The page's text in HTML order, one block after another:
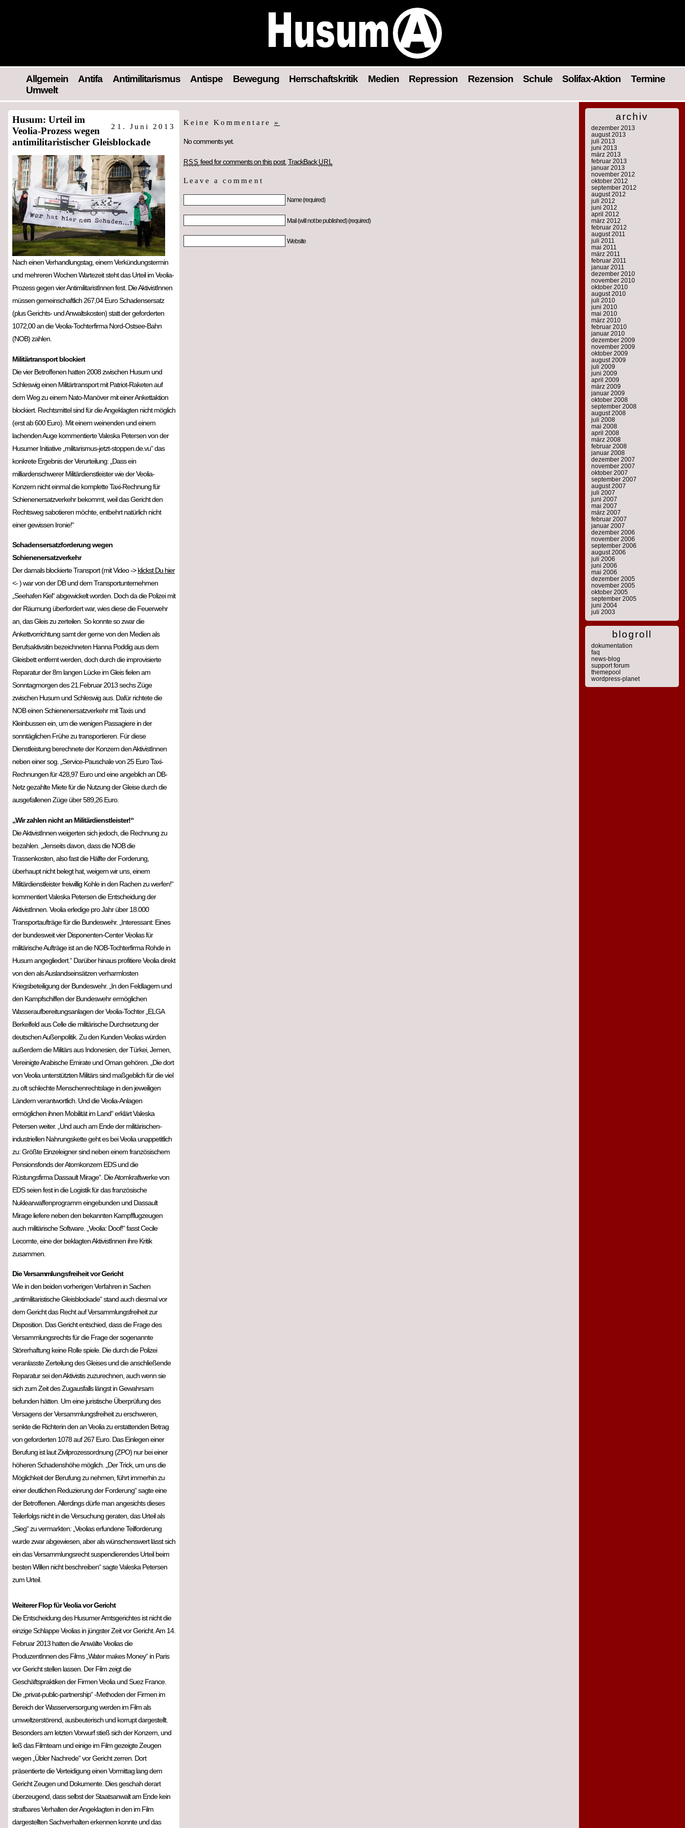
Allgemein Antifa Antimilitarismus Antispe Bewegung Herrschaftskritik Medien Repression Rezension Schule Solifax-Aktion
Termine
Umwelt
archiv
dezember 2013
august 2013
juli 2013
juni 2013
märz 2013
februar 2013
januar 2013
november 2012
oktober 2012
september 2012
august 2012
juli 2012
juni 2012
april 2012
märz 2012
februar 2012
august 2011
juli 2011
mai 2011
märz 2011
februar 2011
januar 2011
dezember 2010
november 2010
oktober 2010
august 2010
juli 2010
juni 2010
mai 2010
märz 2010
februar 2010
januar 2010
dezember 2009
november 2009
oktober 2009
august 2009
juli 2009
juni 2009
april 2009
märz 2009
januar 2009
oktober 2008
september 2008
august 2008
juli 2008
mai 2008
april 2008
märz 2008
februar 2008
januar 2008
dezember 2007
november 2007
oktober 2007
september 2007
august 2007
juli 2007
juni 2007
mai 2007
märz 2007
februar 2007
januar 2007
dezember 2006
november 2006
september 2006
august 2006
juli 2006
juni 2006
mai 2006
dezember 2005
november 2005
oktober 2005
september 2005
juni 2004
juli 2003
blogroll
dokumentation
faq
news-blog
support forum
themepool
wordpress-planet
21. Juni 2013
Husum: Urteil im
Veolia-Prozess wegen
antimilitaristischer Gleisblockade
Nach einen Verhandlungstag, einem Verkündungstermin
und mehreren Wochen Wartezeit steht das Urteil im Veolia-
Prozess gegen vier AntimilitaristInnen fest. Die AktivistInnen
müssen gemeinschaftlich 267,04 Euro Schadensersatz
(plus Gerichts- und Anwaltskosten) statt der geforderten
1072,00 an die Veolia-Tochterfirma Nord-Ostsee-Bahn
(NOB) zahlen.
Militärtransport blockiert
Die vier Betroffenen hatten 2008 zwischen Husum und
Schleswig einen Militärtransport mit Patriot-Raketen auf
dem Weg zu einem Nato-Manöver mit einer Ankettaktion
blockiert. Rechtsmittel sind für die Angeklagten nicht möglich
(erst ab 600 Euro). Mit einem weinenden und einem
lachenden Auge kommentierte Valeska Petersen von der
Husumer Initiative „militarismus-jetzt-stoppen.de.vu“ das
konkrete Ergebnis der Verurteilung: „Dass ein
milliardenschwerer Militärdienstleister wie der Veolia-
Konzern nicht einmal die komplette Taxi-Rechnung für
Schienenersatzverkehr bekommt, weil das Gericht den
Rechtsweg sabotieren möchte, entbehrt natürlich nicht
einer gewissen Ironie!“
Schadensersatzforderung wegen
Schienenersatzverkehr
Der damals blockierte Transport (mit Video ->klickst Du hier
<- ) war von der DB und dem Transportunternehmen
„Seehafen Kiel“ abgewickelt worden. Doch da die Polizei mit
der Räumung überfordert war, wies diese die Feuerwehr
an, das Gleis zu zerteilen. So konnte so zwar die
Ankettvorrichtung samt der gerne von den Medien als
Berufsaktivsitin bezeichneten Hanna Poddig aus dem
Gleisbett entfernt werden, doch durch die improvisierte
Reparatur der 8m langen Lücke im Gleis fielen am
Sonntagmorgen des 21.Februar 2013 sechs Züge
zwischen Husum und Schleswig aus. Dafür richtete die
NOB einen Schienenersatzverkehr mit Taxis und
Kleinbussen ein, um die wenigen Passagiere in der
sonntäglichen Frühe zu transportieren. Für diese
Dienstleistung berechnete der Konzern den AktivistInnen
neben einer sog. „Service-Pauschale von 25 Euro Taxi-
Rechnungen für 428,97 Euro und eine angeblich an DB-
Netz gezahlte Miete für die Nutzung der Gleise durch die
ausgefallenen Züge über 589,26 Euro.
„Wir zahlen nicht an Militärdienstleister!“
Die AktivistInnen weigerten sich jedoch, die Rechnung zu
bezahlen. „Jenseits davon, dass die NOB die
Trassenkosten, also fast die Hälfte der Forderung,
überhaupt nicht belegt hat, weigern wir uns, einem
Militärdienstleister freiwillig Kohle in den Rachen zu werfen!“
kommentiert Valeska Petersen die Entscheidung der
AktivistInnen. Veolia erledige pro Jahr über 18.000
Transportaufträge für die Bundeswehr. „Interessant: Eines
der bundesweit vier Disponenten-Center Veolias für
militärische Aufträge ist an die NOB-Tochterfirma Rohde in
Husum angegliedert.“ Darüber hinaus profitiere Veolia direkt
von den als Auslandseinsätzen verharmlosten
Kriegsbeteiligung der Bundeswehr. „In den Feldlagern und
den Kampfschiffen der Bundeswehr ermöglichen
Wasseraufbereitungsanlagen der Veolia-Tochter „ELGA
Berkelfeld aus Celle die militärische Durchsetzung der
deutschen Außenpolitik. Zu den Kunden Veolias würden
außerdem die Militärs aus Indonesien, der Türkei, Jemen,
Vereinigte Arabische Emirate und Oman gehören. „Die dort
von Veolia unterstützten Militärs sind maßgeblich für die viel
zu oft schlechte Menschenrechtslage in den jeweiligen
Ländern verantwortlich. Und die Veolia-Anlagen
ermöglichen ihnen Mobilität im Land“ erklärt Valeska
Petersen weiter. „Und auch am Ende der militärischen-
industriellen Nahrungskette geht es bei Veolia unappetitlich
zu: Größte Einzeleigner sind neben einem französischem
Pensionsfonds der Atomkonzern EDS und die
Rüstungsfirma Dassault Mirage“. Die Atomkraftwerke von
EDS seien fest in die Logistik für das französische
Nuklearwaffenprogramm eingebunden und Dassault
Mirage liefere neben den bekannten Kampfflugzeugen
auch militärische Software. „Veolia: Doof!“ fasst Cecile
Lecomte, eine der beklagten AktivistInnen ihre Kritik
zusammen.
Die Versammlungsfreiheit vor Gericht
Wie in den beiden vorherigen Verfahren in Sachen
„antimilitaristische Gleisblockade“ stand auch diesmal vor
dem Gericht das Recht auf Versammlungsfreiheit zur
Disposition. Das Gericht entschied, dass die Frage des
Versammlungsrechts für die Frage der sogenannte
Störerhaftung keine Rolle spiele. Die durch die Polizei
veranlasste Zerteilung des Gleises und die anschließende
Reparatur sei den Aktivistis zuzurechnen, auch wenn sie
sich zum Zeit des Zugausfalls längst in Gewahrsam
befunden hätten. Um eine juristische Überprüfung des
Versagens der Versammlungsfreiheit zu erschweren,
senkte die Richterin den an Veolia zu erstattenden Betrag
von geforderten 1078 auf 267 Euro. Das Einlegen einer
Berufung ist laut Zivilprozessordnung (ZPO) nur bei einer
höheren Schadenshöhe möglich. „Der Trick, um uns die
Möglichkeit der Berufung zu nehmen, führt immerhin zu
einer deutlichen Reduzierung der Forderung“ sagte eine
der Betroffenen. Allerdings dürfe man angesichts dieses
Teilerfolgs nicht in die Versuchung geraten, das Urteil als
„Sieg“ zu vermarkten: „Veolias erfundene Teilforderung
wurde zwar abgewiesen, aber als wünschenswert lässt sich
ein das Versammlungsrecht suspendierendes Urteil beim
besten Willen nicht beschreiben“ sagte Valeska Petersen
zum Urteil.
Weiterer Flop für Veolia vor Gericht
Die Entscheidung des Husumer Amtsgerichtes ist nicht die
einzige Schlappe Veolias in jüngster Zeit vor Gericht. Am 14.
Februar 2013 hatten die Anwälte Veolias die
ProduzentInnen des Films „Water makes Money“ in Paris
vor Gericht stellen lassen. Der Film zeigt die
Geschäftspraktiken der Firmen Veolia und Suez France.
Die „privat-public-partnership“ -Methoden der Firmen im
Bereich der Wasserversorgung werden im Film als
umweltzerstörend, ausbeuterisch und korrupt dargestellt.
Besonders am letzten Vorwurf stieß sich der Konzern, und
ließ das Filmteam und einige im Film gezeigte Zeugen
wegen „Übler Nachrede“ vor Gericht zerren. Dort
präsentierte die Verteidigung einen Vormittag lang dem
Gericht Zeugen und Dokumente. Dies geschah derart
überzeugend, dass selbst der Staatsanwalt am Ende kein
strafbares Verhalten der Angeklagten in den im Film
dargestellten Sachverhalten erkennen konnte und das
Keine Kommentare »
No comments yet.
RSS feed for comments on this post. TrackBack URL
Leave a comment
Name (required)
Mail (will not be published) (required)
Website